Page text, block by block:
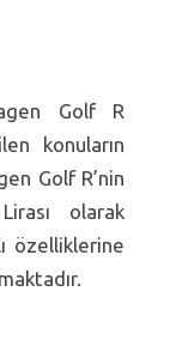
Golf R
konuların
Golf R’nin
olarak
özelliklerine